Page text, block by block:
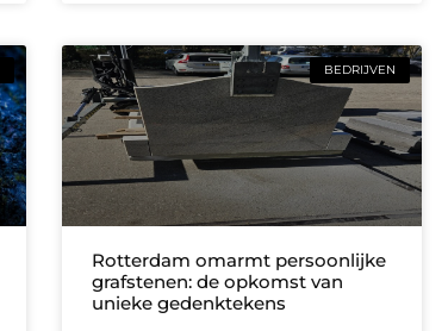
BEDRIJVEN
Rotterdam omarmt persoonlijke
grafstenen: de opkomst van
unieke gedenktekens